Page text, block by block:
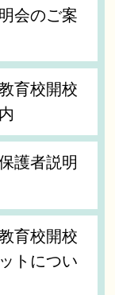
会のご案
育校開校
護者説明
育校開校
トについ